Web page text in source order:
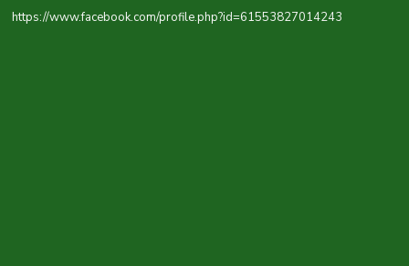
https://www.facebook.com/profile.php?id=61553827014243